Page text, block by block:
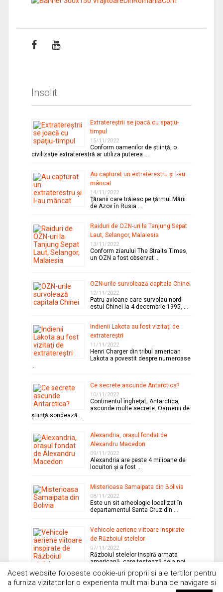
Insolit
Extratereştrii se joacă cu spaţiu-
timpul
15/11/2022
Conform oamenilor de ştiinţă, o
civilizaţie extraterestră ar utiliza puterea …
Au capturat un extraterestru şi l-au
mâncat
14/11/2022
Ţăranii care trăiesc pe ţărmul Mării
de Azov în Rusia …
Raiduri de OZN-uri la Tanjung Sepat
Laut, Selangor, Malaiesia
13/11/2022
Conform ziarului The Straits Times,
un OZN a fost observat …
OZN-urile survolează capitala Chinei
12/11/2022
Patru avioane care survolau nord-
estul Chinei la 4 decembrie 1995, …
Indienii Lakota au fost vizitaţi de
extratereştri
11/11/2022
Henri Charger din tribul american
Lakota a povestit despre numeroase
…
Ce secrete ascunde Antarctica?
10/11/2022
Continentul îngheţat, Antarctica,
ascunde multe secrete. Oamenii de
ştiinţă sondează …
Alexandria, oraşul fondat de
Alexandru Macedon
09/11/2022
Alexandria are peste 4 milioane de
locuitori şi a fost …
Misterioasa Samaipata din Bolivia
08/11/2022
Este un sit arheologic localizat în
departamentul Santa Cruz din …
Vehicole aeriene viitoare inspirate
de Războiul stelelor
07/11/2022
Războiul stelelor inspiră armata
americană, care testează deja noi
forme …
Acest website foloseste cookie-uri proprii si ale tertilor pentru
a furniza vizitatorilor o experienta mult mai buna de navigare si